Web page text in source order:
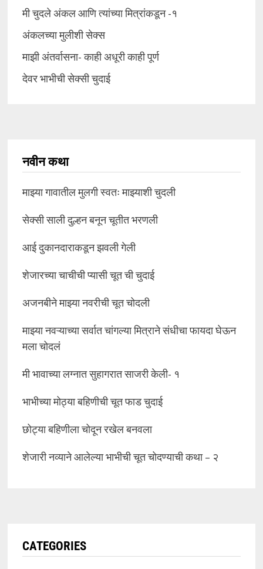
मी चुदले अंकल आणि त्यांच्या मित्रांकडून -१
अंकलच्या मुलीशी सेक्स
माझी अंतर्वासना- काही अधूरी काही पूर्ण
देवर भाभीची सेक्सी चुदाई
नवीन कथा
माझ्या गावातील मुलगी स्वतः माझ्याशी चुदली
सेक्सी साली दुल्हन बनून चूतीत भरणली
आई दुकानदाराकडून झवली गेली
शेजारच्या चाचीची प्यासी चूत ची चुदाई
अजनबीने माझ्या नवरीची चूत चोदली
माझ्या नवऱ्याच्या सर्वात चांगल्या मित्राने संधीचा फायदा घेऊन
मला चोदलं
मी भावाच्या लग्नात सुहागरात साजरी केली- १
भाभीच्या मोठ्या बहिणीची चूत फाड चुदाई
छोट्या बहिणीला चोदून रखेल बनवला
शेजारी नव्याने आलेल्या भाभीची चूत चोदण्याची कथा – २
CATEGORIES